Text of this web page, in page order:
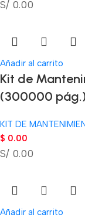
S/ 0.00
Añadir al carrito
Kit de
(300000
KIT DE
$ 0.00
S/ 0.00
Añadir al carrito